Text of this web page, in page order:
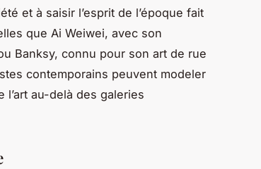
et à saisir l’esprit de l’époque fait
que Ai Weiwei, avec son
Banksy, connu pour son art de rue
contemporains peuvent modeler
au-delà des galeries